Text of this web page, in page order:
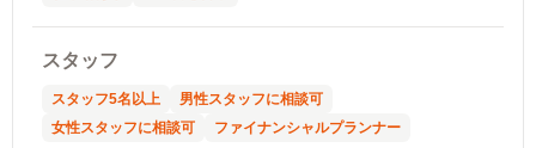
スタッフ
スタッフ5名以上
男性スタッフに相談可
女性スタッフに相談可
ファイナンシャルプランナー